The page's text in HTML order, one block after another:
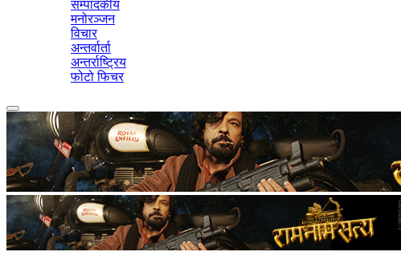
सम्पादकीय
मनोरञ्जन
विचार
अन्तर्वार्ता
अन्तर्राष्ट्रिय
फोटो फिचर
Toggle
navigation